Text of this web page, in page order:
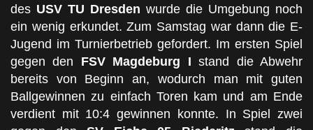
des USV TU Dresden wurde die Umgebung noch
ein wenig erkundet. Zum Samstag war dann die E-
Jugend im Turnierbetrieb gefordert. Im ersten Spiel
gegen den FSV Magdeburg I stand die Abwehr
bereits von Beginn an, wodurch man mit guten
Ballgewinnen zu einfach Toren kam und am Ende
verdient mit 10:4 gewinnen konnte. In Spiel zwei